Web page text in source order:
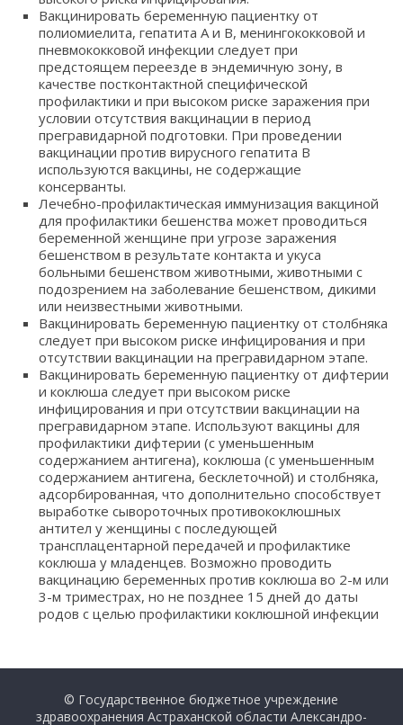
Вакцинировать беременную пациентку от
полиомиелита, гепатита А и В, менингококковой и
пневмококковой инфекции следует при
предстоящем переезде в эндемичную зону, в
качестве постконтактной специфической
профилактики и при высоком риске заражения при
условии отсутствия вакцинации в период
прегравидарной подготовки. При проведении
вакцинации против вирусного гепатита В
используются вакцины, не содержащие
консерванты.
Лечебно-профилактическая иммунизация вакциной
для профилактики бешенства может проводиться
беременной женщине при угрозе заражения
бешенством в результате контакта и укуса
больными бешенством животными, животными с
подозрением на заболевание бешенством, дикими
или неизвестными животными.
Вакцинировать беременную пациентку от столбняка
следует при высоком риске инфицирования и при
отсутствии вакцинации на прегравидарном этапе.
Вакцинировать беременную пациентку от дифтерии
и коклюша следует при высоком риске
инфицирования и при отсутствии вакцинации на
прегравидарном этапе. Используют вакцины для
профилактики дифтерии (с уменьшенным
содержанием антигена), коклюша (с уменьшенным
содержанием антигена, бесклеточной) и столбняка,
адсорбированная, что дополнительно способствует
выработке сывороточных противококлюшных
антител у женщины с последующей
трансплацентарной передачей и профилактике
коклюша у младенцев. Возможно проводить
вакцинацию беременных против коклюша во 2-м или
3-м триместрах, но не позднее 15 дней до даты
родов с целью профилактики коклюшной инфекции
© Государственное бюджетное учреждение
здравоохранения Астраханской области Александро-